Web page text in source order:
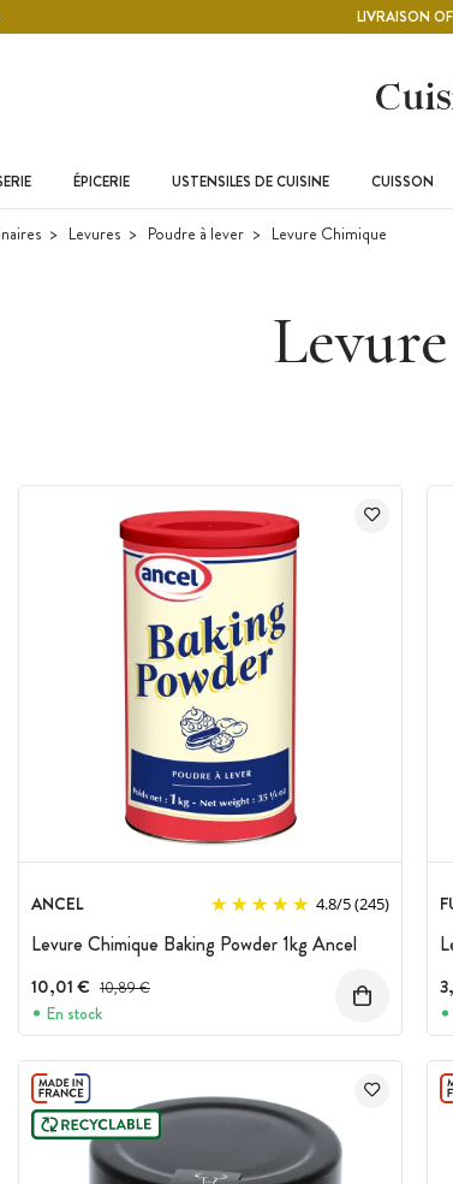
LIVRAISON
ÉPICERIE USTENSILES DE CUISINE CUISSON
Levures Poudre à lever Levure Chimique
ANCEL 4.8/5(245)
Levure Chimique Baking Powder 1kg Ancel
10,01 € Prix avant réduction :
10,89 €
En stock